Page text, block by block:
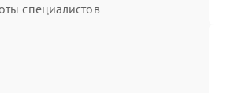
специалистов